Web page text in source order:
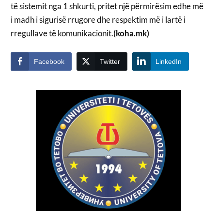
të sistemit nga 1 shkurti, pritet një përmirësim edhe më
i madh i sigurisë rrugore dhe respektim më i lartë i
rregullave të komunikacionit.(koha.mk)
Facebook Twitter LinkedIn